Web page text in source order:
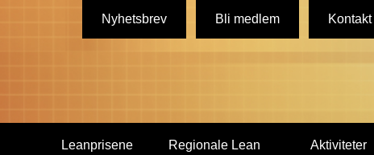
Nyhetsbrev Bli medlem Kontakt
Leanprisene
Regionale Lean
Aktiviteter